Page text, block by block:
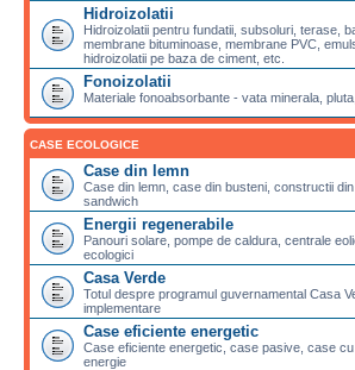
Hidroizolatii
Hidroizolatii pentru fundatii, subsoluri, terase,
membrane bituminoase, membrane PVC,
hidroizolatii pe baza de ciment, etc.
Fonoizolatii
Materiale fonoabsorbante - vata minerala,
CASE ECOLOGICE
Case din lemn
Case din lemn, case din busteni, constructii
sandwich
Energii regenerabile
Panouri solare, pompe de caldura, centrale
ecologici
Casa Verde
Totul despre programul guvernamental Casa
implementare
Case eficiente energetic
Case eficiente energetic, case pasive, case
energie